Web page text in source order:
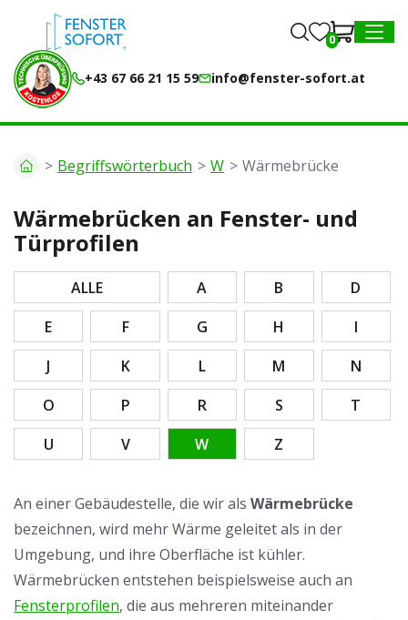
MENU
+43 67 66 21 15 59 info@fenster-sofort.at
0
Begriffswörterbuch W Wärmebrücke
Wärmebrücken an Fenster- und
Türprofilen
ALLE A B
D
E
F G H
I
J
K L M
N
O
P R S
T
U
V W Z
An einer Gebäudestelle, die wir als Wärmebrücke
bezeichnen, wird mehr Wärme geleitet als in der
Umgebung, und ihre Oberfläche ist kühler.
Wärmebrücken entstehen beispielsweise auch an
Fensterprofilen, die aus mehreren miteinander